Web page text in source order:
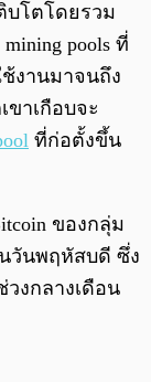
บโตโดยรวม
pools ที่
งานมาจนถึง
ขาเกือบจะ
ที่ก่อตั้งขึ้น
ของกลุ่ม
นวันพฤหัสบดี ซึ่ง
วงกลางเดือน